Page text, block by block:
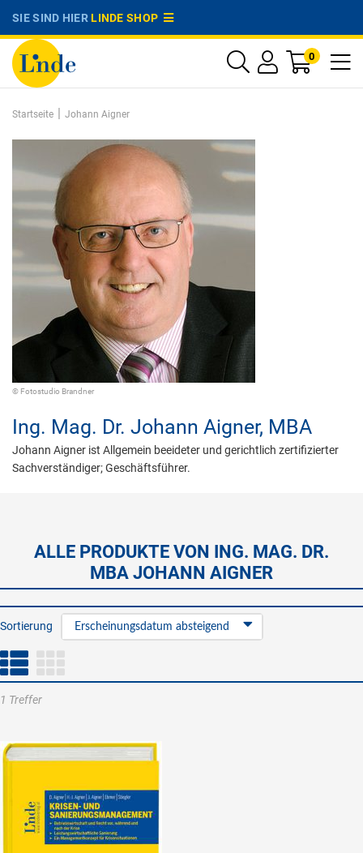
SIE SIND HIERLINDE SHOP
0
Startseite | Johann Aigner
© Fotostudio Brandner
Ing. Mag. Dr. Johann Aigner, MBA
Johann Aigner ist Allgemein beeideter und gerichtlich zertifizierter
Sachverständiger; Geschäftsführer.
ALLE PRODUKTE VON ING. MAG. DR.
MBA JOHANN AIGNER
Sortierung Erscheinungsdatum absteigend
1 Treffer